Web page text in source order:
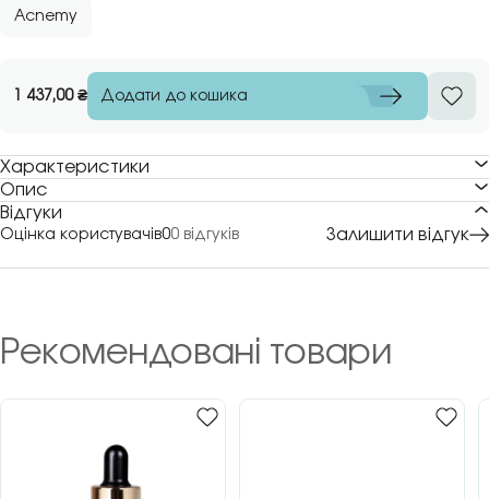
Acnemy
1 437,00₴ Додати до кошика
Характеристики
Опис
Відгуки
Оцінка користувачів00 відгуків Залишити відгук
Рекомендовані товари